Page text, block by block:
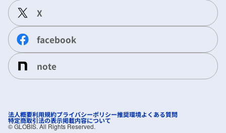
X
facebook
note
法人概要利用規約プライバシーポリシー推奨環境よくある質問
特定商取引法の表示掲載内容について
©︎ GLOBIS. All Rights Reserved.